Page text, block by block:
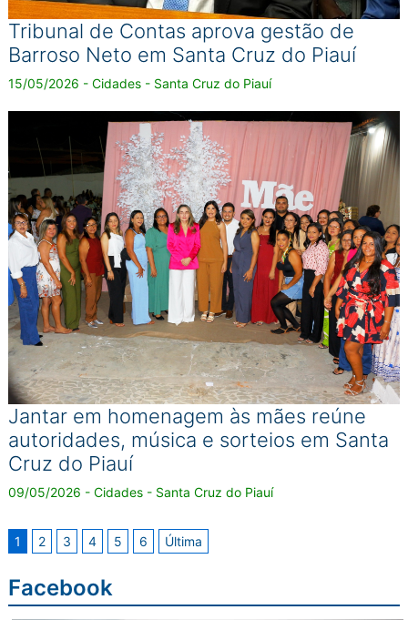
Tribunal de Contas aprova gestão de
Barroso Neto em Santa Cruz do Piauí
15/05/2026 - Cidades - Santa Cruz do Piauí
Jantar em homenagem às mães reúne
autoridades, música e sorteios em Santa
Cruz do Piauí
09/05/2026 - Cidades - Santa Cruz do Piauí
1 2 3 4 5 6 Última
Facebook